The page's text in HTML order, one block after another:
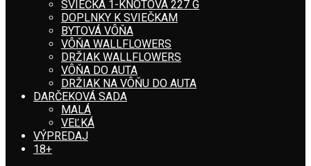
SVIEČKA 1-KNÔTOVÁ 227 G
DOPLNKY K SVIEČKAM
BYTOVÁ VÔŇA
VÔŇA WALLFLOWERS
DRŽIAK WALLFLOWERS
VÔŇA DO AUTA
DRŽIAK NA VÔŇU DO AUTA
DARČEKOVÁ SADA
MALÁ
VEĽKÁ
VÝPREDAJ
18+